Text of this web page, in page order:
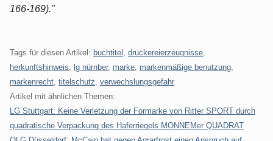
166-169)."
Tags für diesen Artikel: buchtitel druckereierzeugnisse
herkunftshinweis
lg nürnber, marke markenmäßige benutzung
markenrecht titelschutz verwechslungsgefahr
Artikel mit ähnlichen Themen:
LG Stuttgart: Keine Verletzung der Formarke von Ritter SPORT durch
quadratische Verpackung des Haferriegels MONNEMer QUADRAT